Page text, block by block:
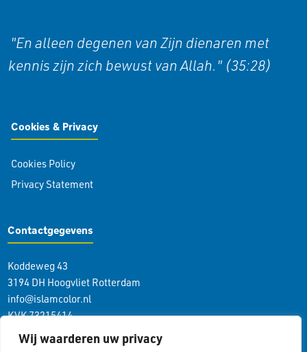
Wij waarderen uw privacy
"En alleen degenen van Zijn dienaren met
kennis zijn zich bewust van Allah." (35:28)
Cookies & Privacy
Cookies Policy
Privacy Statement
Contactgegevens
Koddeweg 43
3194 DH Hoogvliet Rotterdam
info@islamcolor.nl
KVK 73215414
RSIN 859403865